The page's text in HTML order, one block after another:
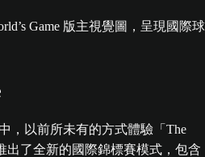
，以前所未有的方式體驗「The
出了全新的國際錦標賽模式，包含